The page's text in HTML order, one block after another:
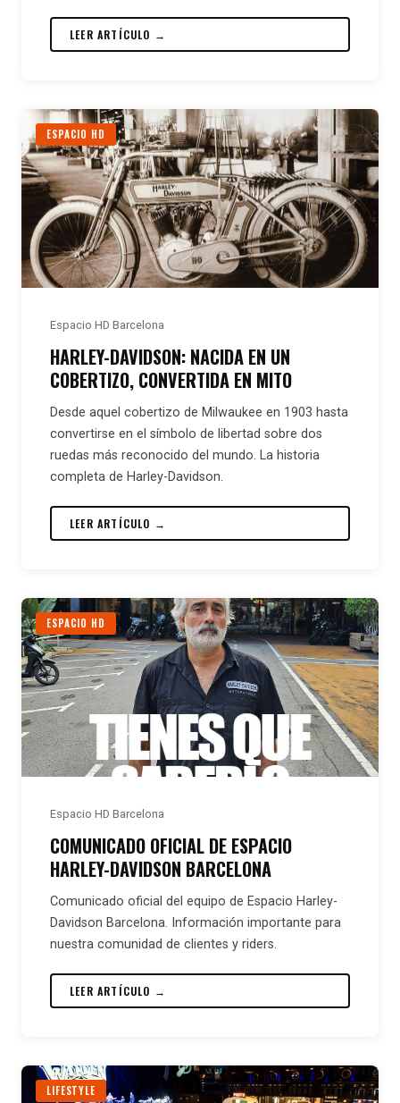
LEER ARTÍCULO →
ESPACIO HD
Espacio HD Barcelona
HARLEY-DAVIDSON: NACIDA EN UN
COBERTIZO, CONVERTIDA EN MITO
Desde aquel cobertizo de Milwaukee en 1903 hasta
convertirse en el símbolo de libertad sobre dos
ruedas más reconocido del mundo. La historia
completa de Harley-Davidson.
LEER ARTÍCULO →
ESPACIO HD
Espacio HD Barcelona
COMUNICADO OFICIAL DE ESPACIO
HARLEY-DAVIDSON BARCELONA
Comunicado oficial del equipo de Espacio Harley-
Davidson Barcelona. Información importante para
nuestra comunidad de clientes y riders.
LEER ARTÍCULO →
LIFESTYLE